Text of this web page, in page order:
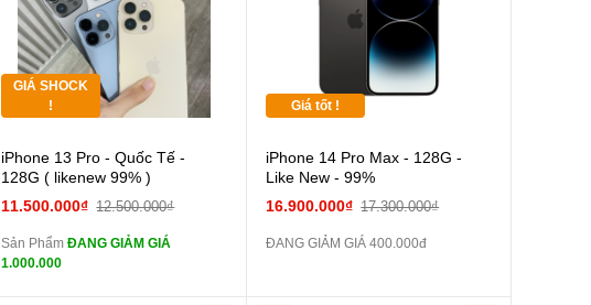
GIÁ SHOCK
!
Tặng
Cường lực 10D full
màn
tai nghe iPhone 6S
iPhone 13 Pro - Quốc Tế -
128G ( likenew 99% )
11.500.000₫ 12.500.000₫
Sản PhẩmĐANG GIẢM GIÁ
1.000.000
Giá tốt !
iPhone 14 Pro Max - 128G -
Like New - 99%
16.900.000₫ 17.300.000₫
ĐANG GIẢM GIÁ 400.000đ